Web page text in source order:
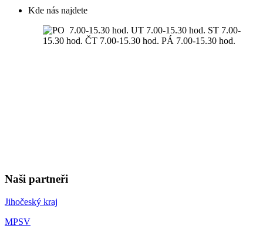
Kde nás najdete
Naši partneři
Jihočeský kraj
MPSV